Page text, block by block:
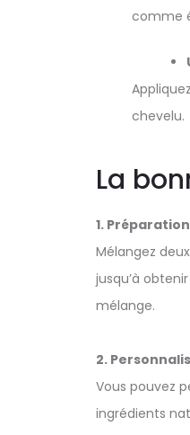
comme
chevelu.
La
1. Préparation
Mélangez
jusqu’à
mélange.
2.
Vous pouvez
ingrédients